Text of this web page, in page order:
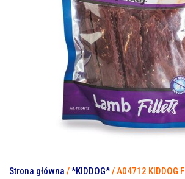
Strona główna /*KIDDOG*/ A04712 KIDDOG